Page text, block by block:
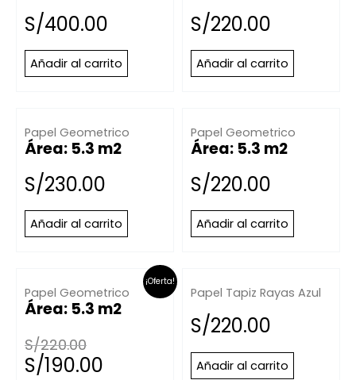
S/400.00
Añadir al carrito
S/220.00
Añadir al carrito
Papel Geometrico
Área: 5.3 m2
S/230.00
Añadir al carrito
Papel Geometrico
Área: 5.3 m2
S/220.00
Añadir al carrito
¡Oferta!
Papel Geometrico
Área: 5.3 m2
S/220.00
S/190.00
Papel Tapiz Rayas Azul
S/220.00
Añadir al carrito